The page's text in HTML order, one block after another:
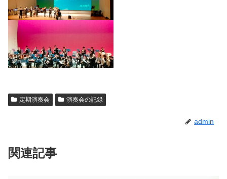
定期演奏会 演奏会の記録
admin
関連記事